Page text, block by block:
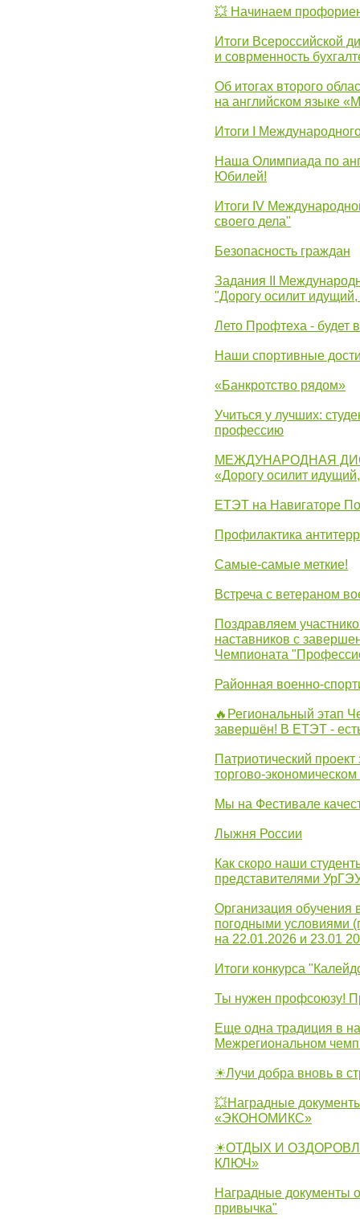
💥 Начинаем
Итоги Всероссийской
и соврменность
Об итогах второго
на английском языке
Итоги I
Наша Олимпиада по
Юбилей!
Итоги IV
своего дела"
Безопасность граждан
Задания II
"Дорогу осилит
Лето Профтеха - будет
Наши спортивные
«Банкротство рядом»
Учиться у лучших:
профессию
МЕЖДУНАРОДНАЯ
«Дорогу осилит
ЕТЭТ на Навигаторе
Профилактика
Самые-самые меткие!
Встреча с ветераном
Поздравляем
наставников с
Чемпионата
Районная военно-
🔥Региональный этап
завершён! В ЕТЭТ -
Патриотический
торгово-
Мы на Фестивале
Лыжня России
Как скоро наши
представителями
Организация обучения
погодными условиями
на 22.01.2026 и 23.01
Итоги конкурса
Ты нужен профсоюзу!
Еще одна традиция в
Межрегиональном
☀Лучи добра вновь в
💥Наградные
«ЭКОНОМИКС»
☀ОТДЫХ И
КЛЮЧ»
Наградные документы
привычка"